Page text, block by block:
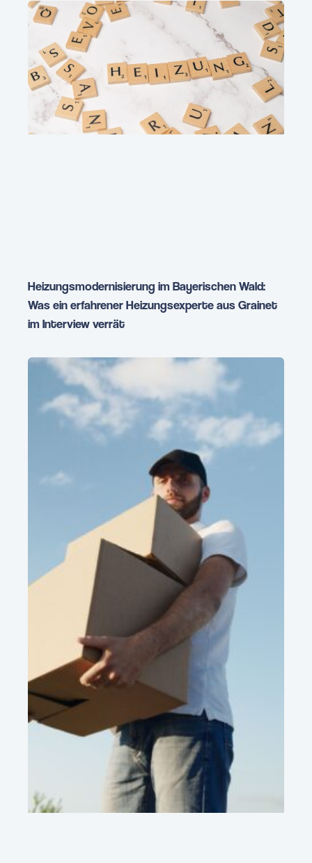
Heizungsmodernisierung im Bayerischen Wald:
Was ein erfahrener Heizungsexperte aus Grainet
im Interview verrät